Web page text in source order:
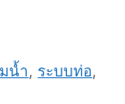
น้ำ , ระบบท่อ,